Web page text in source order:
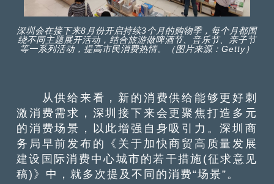
深圳会在接下来8月份开启持续3个月的购物季，每个月都围
绕不同主题展开活动，结合旅游做啤酒节、音乐节、亲子节
等一系列活动，提高市民消费热情。（图片来源：Getty）
从供给来看，新的消费供给能够更好刺
激消费需求，深圳接下来会更聚焦打造多元
的消费场景，以此增强自身吸引力。深圳商
务局早前发布的《关于加快商贸高质量发展
建设国际消费中心城市的若干措施(征求意见
稿)》中，就多次提及不同的消费“场景”。